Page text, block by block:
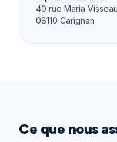
40 rue Maria
08110 Carignan
Ce que nous